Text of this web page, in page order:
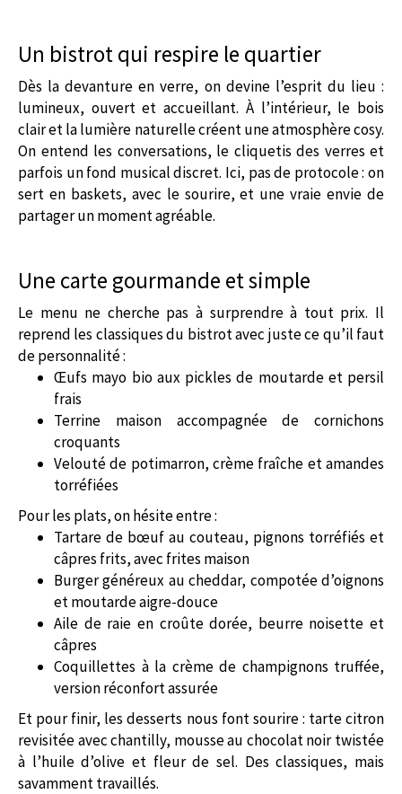
Un bistrot qui respire le quartier
Dès la devanture en verre, on devine l’esprit du lieu :
lumineux, ouvert et accueillant. À l’intérieur, le bois
clair et la lumière naturelle créent une atmosphère cosy.
On entend les conversations, le cliquetis des verres et
parfois un fond musical discret. Ici, pas de protocole : on
sert en baskets, avec le sourire, et une vraie envie de
partager un moment agréable.
Une carte gourmande et simple
Le menu ne cherche pas à surprendre à tout prix. Il
reprend les classiques du bistrot avec juste ce qu’il faut
de personnalité :
Œufs mayo bio aux pickles de moutarde et persil
frais
Terrine maison accompagnée de cornichons
croquants
Velouté de potimarron, crème fraîche et amandes
torréfiées
Pour les plats, on hésite entre :
Tartare de bœuf au couteau, pignons torréfiés et
câpres frits, avec frites maison
Burger généreux au cheddar, compotée d’oignons
et moutarde aigre-douce
Aile de raie en croûte dorée, beurre noisette et
câpres
Coquillettes à la crème de champignons truffée,
version réconfort assurée
Et pour finir, les desserts nous font sourire : tarte citron
revisitée avec chantilly, mousse au chocolat noir twistée
à l’huile d’olive et fleur de sel. Des classiques, mais
savamment travaillés.